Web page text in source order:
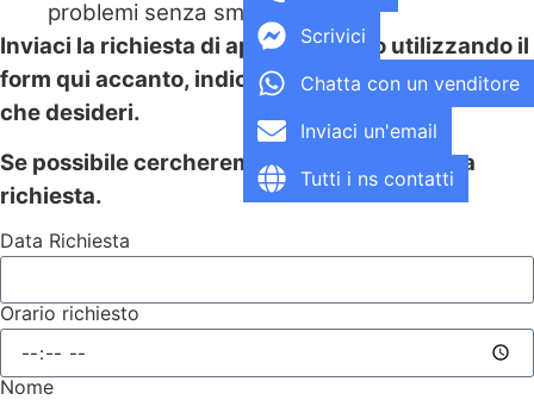
problemi senza smontare l’auto.
Inviaci la richiesta di appuntamento utilizzando il
form qui accanto, indicandoci la data e l’orario
che desideri.
Se possibile cercheremo di soddisfare la tua
richiesta.
Data Richiesta
Orario richiesto
Nome
Scrivici
Chatta con un venditore
Inviaci un'email
Tutti i ns contatti